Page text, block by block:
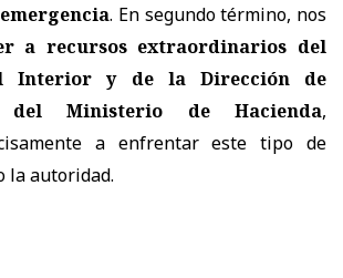
. En segundo término, nos
a recursos extraordinarios del
Interior y de la Dirección de
del Ministerio de Hacienda,
a enfrentar este tipo de
la autoridad.